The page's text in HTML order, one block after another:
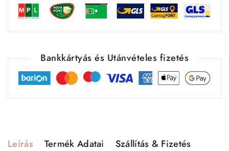
Bankkártyás és Utánvételes fizetés
Leírás Termék Adatai Szállítás & Fizetés